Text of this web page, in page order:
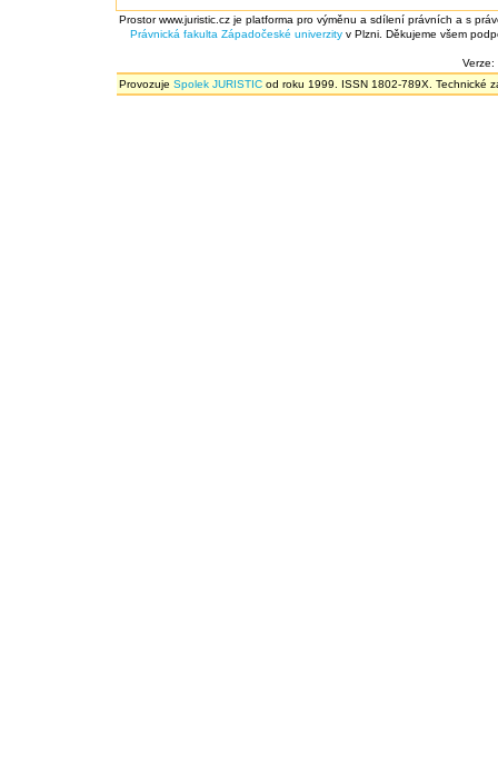
Prostor www.juristic.cz je platforma pro výměnu a sdílení právních a s
Právnická fakulta Západočeské univerzity v Plzni. Děkujeme všem
Verze:
Provozuje Spolek JURISTIC od roku 1999. ISSN 1802-789X. Technické